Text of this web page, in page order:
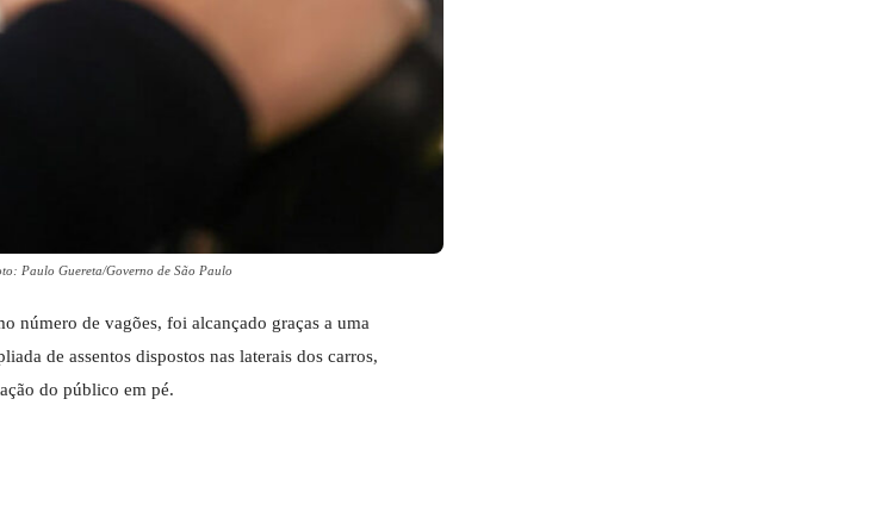
Paulo Guereta/Governo de São Paulo
número de vagões, foi alcançado graças a uma
de assentos dispostos nas laterais dos carros,
do público em pé.